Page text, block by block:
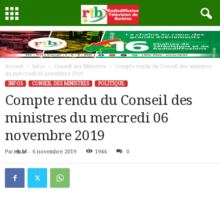
Accueil Infos Conseil des Ministres
Compte rendu du Conseil des ministres
du mercredi 06 novembre 2019
INFOS
CONSEIL DES MINISTRES POLITIQUE
Compte rendu du Conseil des
ministres du mercredi 06
novembre 2019
Par rtb.bf- 6 novembre 2019 1944 0